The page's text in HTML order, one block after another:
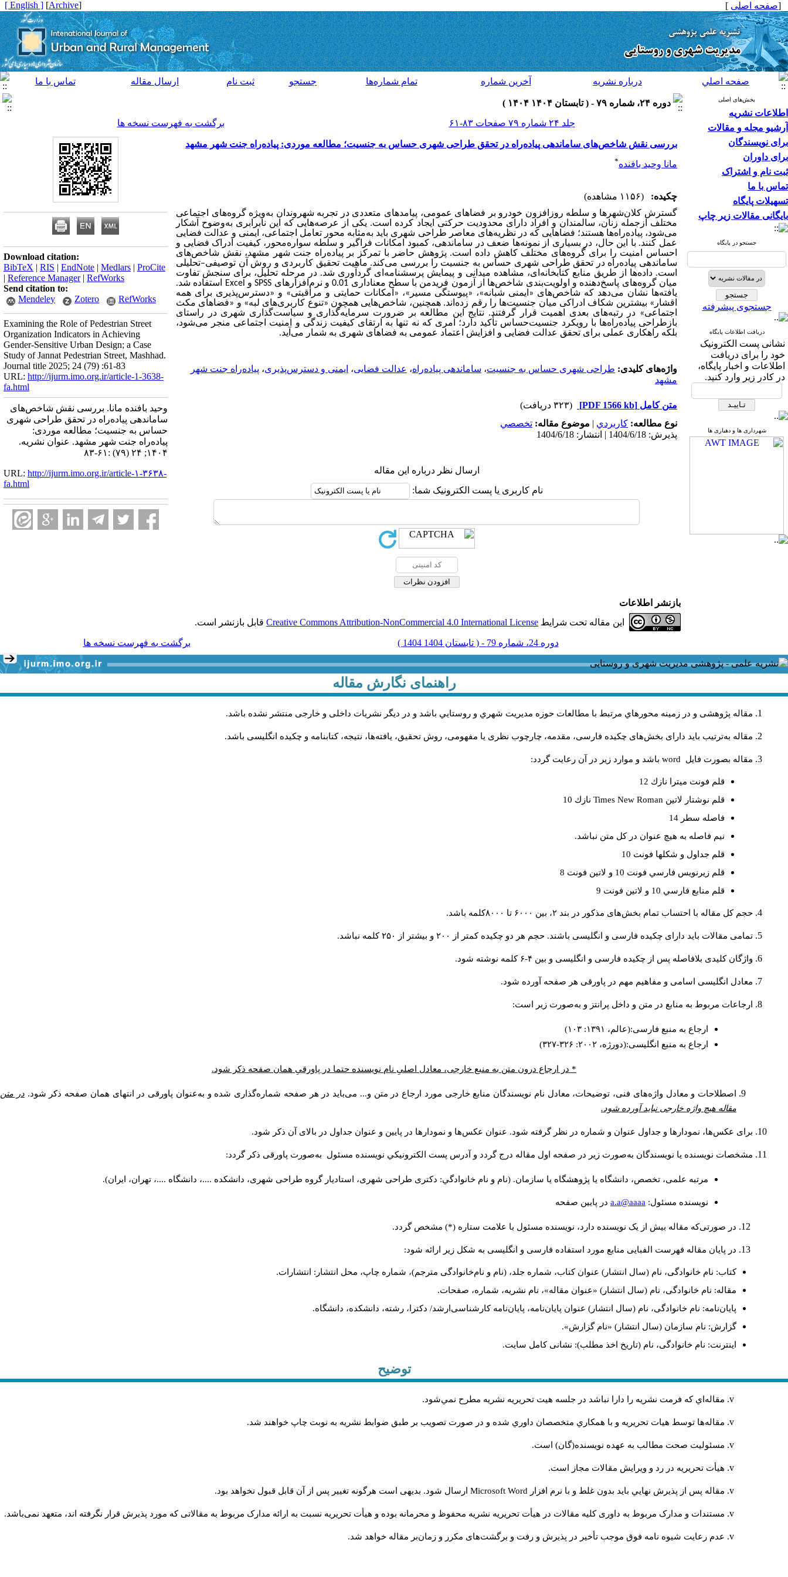
[صفحه اصلی ]
[
Archive
]
[ English ]
صفحه اصلي درباره نشريه آخرين شماره تمام شماره‌ها جستجو ثبت نام ارسال مقاله تماس با ما
بخش‌های اصلی
اطلاعات نشریه
آرشیو مجله و مقالات
برای نویسندگان
برای داوران
ثبت نام و اشتراک
تماس با ما
تسهیلات پایگاه
بایگانی مقالات زیر چاپ
جستجو در پایگاه
جستجوی پیشرفته
دریافت اطلاعات پایگاه
نشانی پست الکترونیک
خود را برای دریافت
اطلاعات و اخبار پایگاه،
در کادر زیر وارد کنید.
شهرداری ها و دهیاری ها
دوره ۲۴، شماره ۷۹ - ( تابستان ۱۴۰۴ ۱۴۰۴ )
جلد ۲۴ شماره ۷۹ صفحات ۸۳-۶۱
برگشت به فهرست نسخه ها
بررسی نقش شاخص‌های ساماندهی پیاده‌راه در تحقق طراحی شهری حساس به جنسیت؛ مطالعه موردی: پیاده‌راه جنت شهر مشهد
مانا وحید بافنده*
چکیده: (۱۱۵۶ مشاهده)
گسترش کلان‌شهرها و سلطه روزافزون خودرو بر فضاهای عمومی، پیامدهای متعددی در تجربه شهروندان به‌ویژه گروه‌های اجتماعی
مختلف ازجمله زنان، سالمندان و افراد دارای محدودیت حرکتی ایجاد کرده است. یکی از عرصه‌هایی که این نابرابری به‌وضوح آشکار
می‌شود، پیاده‌راه‌ها هستند؛ فضاهایی که در نظریه‌های معاصر طراحی شهری باید به‌مثابه محور تعامل اجتماعی، ایمنی و عدالت فضایی
عمل کنند. با این حال، در بسیاری از نمونه‌ها ضعف در ساماندهی، کمبود امکانات فراگیر و سلطه سواره‌محور، کیفیت ادراک فضایی و
احساس امنیت را برای گروه‌های مختلف کاهش داده است. پژوهش حاضر با تمرکز بر پیاده‌راه جنت شهر مشهد، نقش شاخص‌های
ساماندهی پیاده‌راه در تحقق طراحی شهری حساس به جنسیت را بررسی می‌کند. ماهیت تحقیق کاربردی و روش آن توصیفی–تحلیلی
است. داده‌ها از طریق منابع کتابخانه‌ای، مشاهده میدانی و پیمایش پرسشنامه‌ای گردآوری شد. در مرحله تحلیل، برای سنجش تفاوت
میان گروه‌های پاسخ‌دهنده و اولویت‌بندی شاخص‌ها از آزمون فریدمن با سطح معناداری 0.01 و نرم‌افزارهای
SPSSو Excel
استفاده شد.
یافته‌ها نشان می‌دهد که شاخص‌های «ایمنی شبانه»، «پیوستگی مسیر»، «امکانات حمایتی و مراقبتی» و «دسترس‌پذیری برای همه
اقشار» بیشترین شکاف ادراکی میان جنسیت‌ها را رقم زده‌اند. همچنین، شاخص‌هایی همچون «تنوع کاربری‌های لبه» و «فضاهای مکث
اجتماعی» در رتبه‌های بعدی اهمیت قرار گرفتند. نتایج این مطالعه بر ضرورت سرمایه‌گذاری و سیاست‌گذاری شهری در راستای
بازطراحی پیاده‌راه‌ها با رویکرد جنسیت‌حساس تأکید دارد؛ امری که نه تنها به ارتقای کیفیت زندگی و امنیت اجتماعی منجر می‌شود،
بلکه راهکاری عملی برای تحقق عدالت فضایی و افزایش اعتماد عمومی به فضاهای شهری به شمار می‌آید.
واژه‌های کلیدی: طراحی شهری حساس به جنسیت، ساماندهی پیاده‌راه، عدالت فضایی، ایمنی و دسترس‌پذیری، پیاده‌راه جنت شهر
مشهد
متن کامل [PDF 1566 kb]
(۳۲۳ دریافت)
نوع مطالعه: كاربردي | موضوع مقاله: تخصصي
پذیرش: 1404/6/18 | انتشار: 1404/6/18
ارسال نظر درباره این مقاله
نام کاربری یا پست الکترونیک شما:
Download citation:
BibTeX | RIS | EndNote | Medlars | ProCite
| Reference Manager| RefWorks
Send citation to:
Mendeley
Zotero RefWorks
Examining the Role of Pedestrian Street
Organization Indicators in Achieving
Gender-Sensitive Urban Design; a Case
Study of Jannat Pedestrian Street, Mashhad.
Journal title 2025; 24 (79) :61-83
URL: http://ijurm.imo.org.ir/article-1-3638-
fa.html
وحید بافنده مانا. بررسی نقش شاخص‌های
ساماندهی پیاده‌راه در تحقق طراحی شهری
حساس به جنسیت؛ مطالعه موردی:
پیاده‌راه جنت شهر مشهد. عنوان نشریه.
۱۴۰۴; ۲۴ (۷۹) :۶۱-۸۳
URL: http://ijurm.imo.org.ir/article-۱-۳۶۳۸-
fa.html
بازنشر اطلاعات
این مقاله تحت شرایط Creative Commons Attribution-NonCommercial 4.0 International License قابل بازنشر است.
دوره 24، شماره 79 - ( تابستان 1404 1404 ) برگشت به فهرست نسخه ها
راهنمای نگارش مقاله
مقاله پژوهشی و در زمینه محورهاي مرتبط با مطالعات حوزه مديريت شهري و روستايي باشد و در دیگر نشریات داخلی و خارجی منتشر نشده باشد.
مقاله به‌ترتیب باید دارای بخش‌های چکیده فارسی، مقدمه، چارچوب نظری یا مفهومی، روش تحقیق، یافته‌ها، نتیجه، کتابنامه و چکیده انگلیسی باشد.
مقاله بصورت فايل word باشد و موارد زير در آن رعايت گردد:
قلم فونت ميترا نازك 12
قلم نوشتار لاتين Times New Roman نازك 10
فاصله سطر 14
نيم فاصله به هيچ عنوان در كل متن نباشد.
قلم جداول و شكلها فونت 10
قلم زيرنويس فارسي فونت 10 و لاتين فونت 8
قلم منابع فارسي 10 و لاتين فونت 9
حجم کل مقاله با احتساب تمام بخش‌های مذکور در بند ۲، بین ۶۰۰۰ تا ۸۰۰۰کلمه باشد.
تمامی مقالات باید دارای چکیده فارسی و انگلیسی باشند. حجم هر دو چکیده کمتر از ۲۰۰ و بیشتر از ۲۵۰ کلمه نباشد.
واژگان کلیدی بلافاصله پس از چکیده فارسی و انگلیسی و بین ۴-۶ کلمه نوشته شود.
معادل انگلیسی اسامی و مفاهیم مهم در پاورقی هر صفحه آورده شود.
ارجاعات مربوط به منابع در متن و داخل پرانتز و به‌صورت زیر است:
ارجاع به منبع فارسی:(عالم، ۱۳۹۱: ۱۰۳)
ارجاع به منبع انگلیسی:(دورژه، ۲۰۰۲: ۳۲۶-۳۲۷)
* در ارجاع درون متن به منبع خارجی، معادل اصلیِ نام نویسنده حتما در پاورقیِ همان صفحه ذکر شود.
اصطلاحات و معادل واژه‌های فنی، توضیحات، معادل نام نویسندگان منابع خارجی مورد ارجاع در متن و... می‌باید در هر صفحه شماره‌گذاری شده و به‌عنوان پاورقی در انتهای همان صفحه ذکر شود. در متن
مقاله هیچ واژه خارجی نباید آورده شود.
برای عکس‌ها، نمودارها و جداول عنوان و شماره در نظر گرفته شود. عنوان عکس‌ها و نمودارها در پایین و عنوان جداول در بالای آن ذکر شود.
مشخصات نویسنده یا نویسندگان به‌صورت زیر در صفحه اول مقاله درج گردد و آدرس پست الكترونيكي نويسنده مسئول به‌صورت پاورقی ذکر گردد:
مرتبه علمی، تخصص، دانشگاه یا پژوهشگاه یا سازمان. (نام و نام خانوادگي: دکتری طراحی شهری، استادیار گروه طراحی شهری، دانشکده ....، دانشگاه ....، تهران، ایران).
نويسنده مسئول: a.a@aaaa در پايين صفحه
در صورتی‌که مقاله بیش از یک نویسنده دارد، نویسنده مسئول با علامت ستاره (*) مشخص گردد.
در پایان مقاله فهرست الفبایی منابع مورد استفاده فارسی و انگلیسی به شکل زیر ارائه شود:
کتاب: نام خانوادگی، نام (سال انتشار) عنوان کتاب، شماره جلد، (نام و نام‌خانوادگی مترجم)، شماره چاپ، محل انتشار: انتشارات.
مقاله: نام خانوادگی، نام (سال انتشار) «عنوان مقاله»، نام نشریه، شماره، صفحات.
پایان‌نامه: نام خانوادگی، نام (سال انتشار) عنوان پایان‌نامه، پایان‌نامه کارشناسی‌ارشد/ دکترا، رشته، دانشکده، دانشگاه.
گزارش: نام سازمان (سال انتشار) «نام گزارش».
اینترنت: نام خانوادگی، نام (تاریخ اخذ مطلب): نشانی کامل سایت.
توضیح
مقاله‌اي كه فرمت نشريه را دارا نباشد در جلسه هيت تحريريه نشريه مطرح نمي‌شود.
مقاله‌ها توسط هیات تحريريه و با همکاري متخصصان داوري شده و در صورت تصويب بر طبق ضوابط نشريه به نوبت چاپ خواهند شد.
مسئوليت صحت مطالب به عهده نويسنده(گان) است.
هيأت تحريريه در رد و ويرايش مقالات مجاز است.
مقاله پس از پذيرش نهايي باید بدون غلط و با نرم افزار Microsoft Word ارسال شود. بدیهی است هرگونه تغییر پس از آن قابل قبول نخواهد بود.
مستندات و مدارک مربوط به داوری کلیه مقالات در هیأت تحریریه نشریه محفوظ و محرمانه بوده و هیأت تحریریه نسبت به ارائه مدارک مربوط به مقالاتی که مورد پذیرش قرار نگرفته اند، متعهد نمی‌باشد.
عدم رعایت شیوه نامه فوق موجب تأخیر در پذیرش و رفت و برگشت‌‌های مکرر و زمان‌بر مقاله خواهد شد.